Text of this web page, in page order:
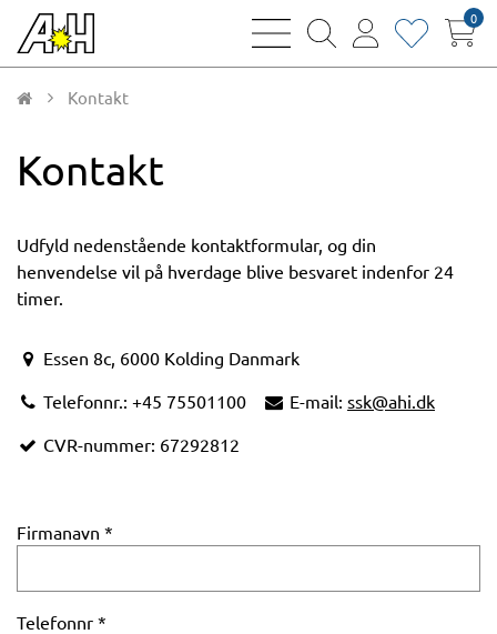
bars
magnifying
user
heart0
Kontakt
Kontakt
Udfyld nedenstående kontaktformular, og din
henvendelse vil på hverdage blive besvaret indenfor 24
timer.
Essen 8c, 6000 Kolding Danmark
Telefonnr.: +45 75501100
E-mail: ssk@ahi.dk
CVR-nummer: 67292812
Firmanavn
Telefonnr